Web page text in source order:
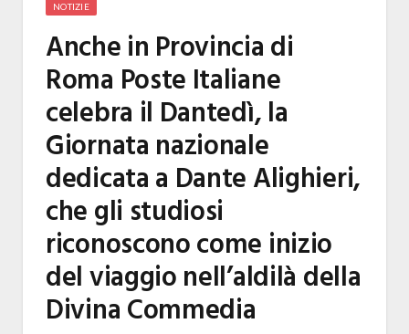
NOTIZIE
Anche in Provincia di
Roma Poste Italiane
celebra il Dantedì, la
Giornata nazionale
dedicata a Dante Alighieri,
che gli studiosi
riconoscono come inizio
del viaggio nell’aldilà della
Divina Commedia